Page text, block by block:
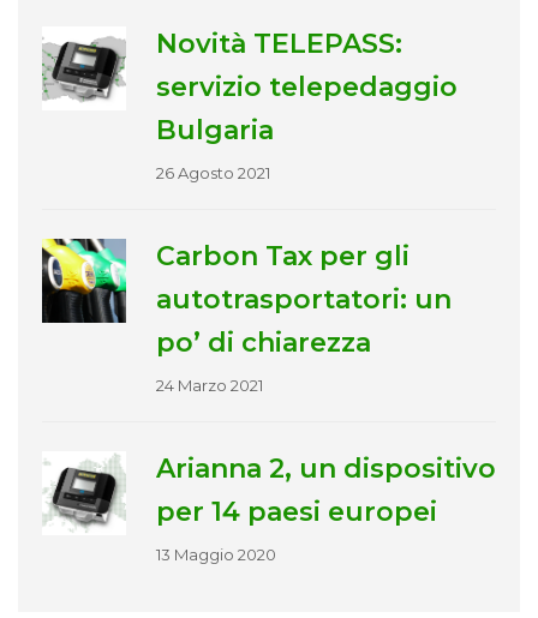
Novità TELEPASS:
servizio telepedaggio
Bulgaria
26 Agosto 2021
Carbon Tax per gli
autotrasportatori: un
po’ di chiarezza
24 Marzo 2021
Arianna 2, un dispositivo
per 14 paesi europei
13 Maggio 2020